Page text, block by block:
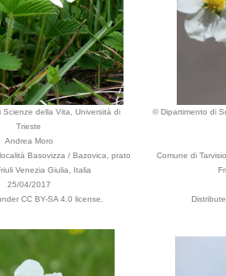
Scienze della Vita, Università di
Trieste
Andrea Moro
Basovizza / Bazovica, prato
Venezia Giulia, Italia
25/04/2017
CC BY-SA 4.0 license.
© Dipartimento di
Comune di